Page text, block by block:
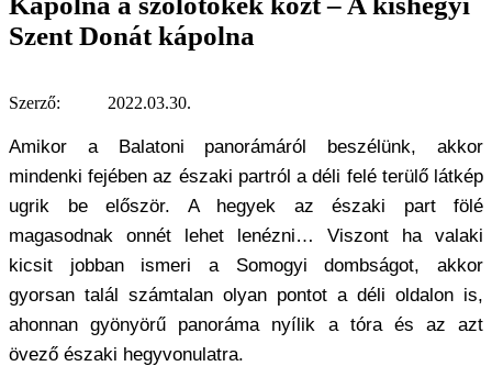
Szent Donát kápolna
Szerző: 2022.03.30.
Amikor a Balatoni panorámáról beszélünk, akkor
mindenki fejében az északi partról a déli felé terülő látkép
ugrik be először. A hegyek az északi part fölé
magasodnak onnét lehet lenézni… Viszont ha valaki
kicsit jobban ismeri a Somogyi dombságot, akkor
gyorsan talál számtalan olyan pontot a déli oldalon is,
ahonnan gyönyörű panoráma nyílik a tóra és az azt
övező északi hegyvonulatra.